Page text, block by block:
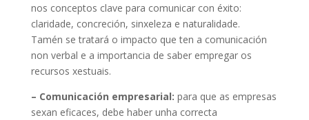
nos conceptos clave para comunicar con éxito:
claridade, concreción, sinxeleza e naturalidade.
Tamén se tratará o impacto que ten a comunicación
non verbal e a importancia de saber empregar os
recursos xestuais.
– Comunicación empresarial: para que as empresas
sexan eficaces, debe haber unha correcta